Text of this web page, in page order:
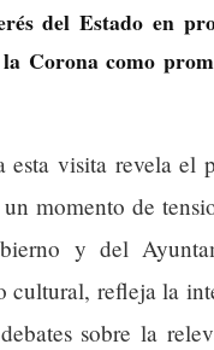
del Estado en
Corona como
visita revela el
momento de
y del
cultural, refleja la
sobre la